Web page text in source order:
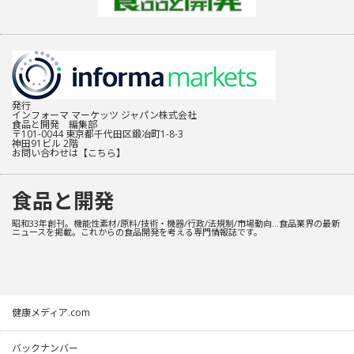
発行
インフォーマ マーケッツ ジャパン株式会社
食品と開発 編集部
〒101-0044 東京都千代田区鍛冶町1-8-3
神田91ビル 2階
お問い合わせは 【こちら】
食品と開発
昭和33年創刊。機能性素材/原料/技術・機器/行政/法規制/市場動向…食品業界の最新
ニュースを掲載。これからの食品開発を考える専門情報誌です。
健康メディア.com
バックナンバー